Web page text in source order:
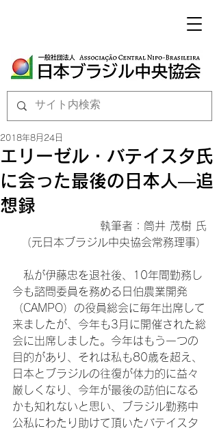
エリーゼル・バテイスタ氏
に会った最後の日本人―追
想録
2018年8月24日
執筆者：筒井 茂樹 氏
（元日本ブラジル中央協会常務理事）
私が伊藤忠を退社後、10年間勤務し
今も諮問委員を務める日伯農業開発
（CAMPO）の役員総会に毎年出席して
来ましたが、今年も3月に開催された総
会に出席しました。今年はもう一つの
目的があり、それは私も80歳を超え、
日本とブラジルの往復が体力的に益々
厳しくなり、今年が最後の訪伯になる
かも知れないと思い、ブラジル勤務中
公私にわたり助けて頂いたバテイスタ